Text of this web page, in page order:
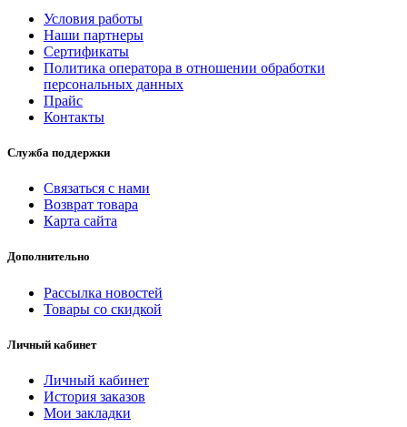
Условия работы
Наши партнеры
Сертификаты
Политика оператора в отношении обработки
персональных данных
Прайс
Контакты
Служба поддержки
Связаться с нами
Возврат товара
Карта сайта
Дополнительно
Рассылка новостей
Товары со скидкой
Личный кабинет
Личный кабинет
История заказов
Мои закладки